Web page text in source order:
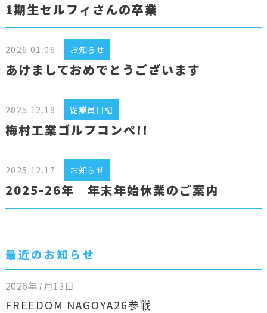
1期生セルフィさんの卒業
2026.01.06 お知らせ
あけましておめでとうございます
2025.12.18 従業員日記
梅村工業ゴルフコンペ!!
2025.12.17 お知らせ
2025-26年 年末年始休業のご案内
最近のお知らせ
FREEDOM NAGOYA26参戦
2026年7月13日